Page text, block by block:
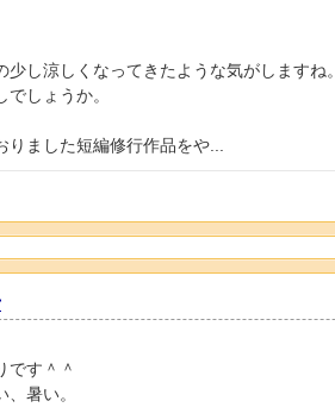
し涼しくなってきたような気がしますね。
しょうか。
ました短編修行作品をや...
です＾＾
暑い。